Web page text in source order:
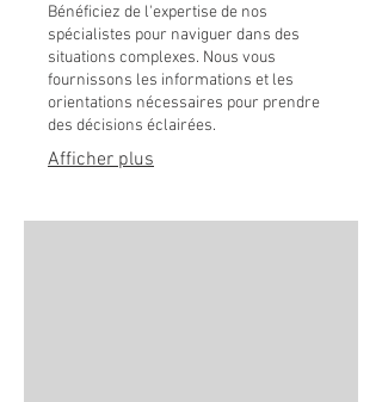
Bénéficiez de l'expertise de nos
spécialistes pour naviguer dans des
situations complexes. Nous vous
fournissons les informations et les
orientations nécessaires pour prendre
des décisions éclairées.
Afficher plus